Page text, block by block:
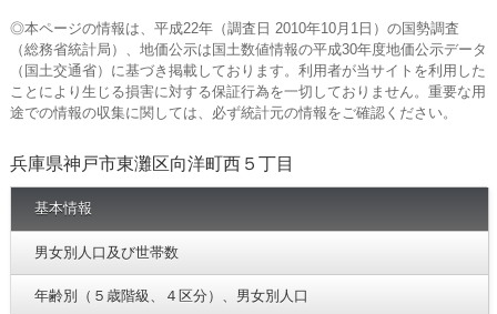
◎本ページの情報は、平成22年（調査日 2010年10月1日）の国勢調査
（総務省統計局）、地価公示は国土数値情報の平成30年度地価公示データ
（国土交通省）に基づき掲載しております。利用者が当サイトを利用した
ことにより生じる損害に対する保証行為を一切しておりません。重要な用
途での情報の収集に関しては、必ず統計元の情報をご確認ください。
兵庫県神戸市東灘区向洋町西５丁目
基本情報
男女別人口及び世帯数
年齢別（５歳階級、４区分）、男女別人口